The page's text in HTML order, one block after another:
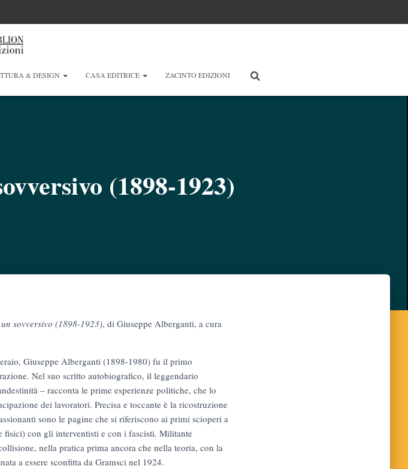
& DESIGN CASA EDITRICE ZACINTO EDIZIONI
(1898-1923)
sovversivo (1898-1923), di Giuseppe Alberganti, a cura
Giuseppe Alberganti (1898-1980) fu il primo
Nel suo scritto autobiografico, il leggendario
– racconta le prime esperienze politiche, che lo
dei lavoratori. Precisa e toccante è la ricostruzione
sono le pagine che si riferiscono ai primi scioperi a
fisici) con gli interventisti e con i fascisti. Militante
nella pratica prima ancora che nella teoria, con la
a essere sconfitta da Gramsci nel 1924.